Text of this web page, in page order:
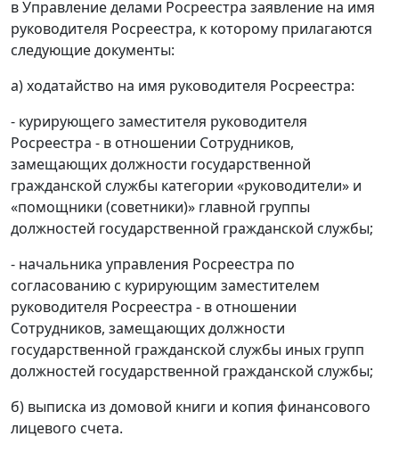
в Управление делами Росреестра заявление на имя
руководителя Росреестра, к которому прилагаются
следующие документы:
а) ходатайство на имя руководителя Росреестра:
- курирующего заместителя руководителя
Росреестра - в отношении Сотрудников,
замещающих должности государственной
гражданской службы категории «руководители» и
«помощники (советники)» главной группы
должностей государственной гражданской службы;
- начальника управления Росреестра по
согласованию с курирующим заместителем
руководителя Росреестра - в отношении
Сотрудников, замещающих должности
государственной гражданской службы иных групп
должностей государственной гражданской службы;
б) выписка из домовой книги и копия финансового
лицевого счета.